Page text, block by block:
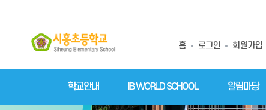
홈 로그인 회원가입
학교안내 IB WORLD SCHOOL 알림마당